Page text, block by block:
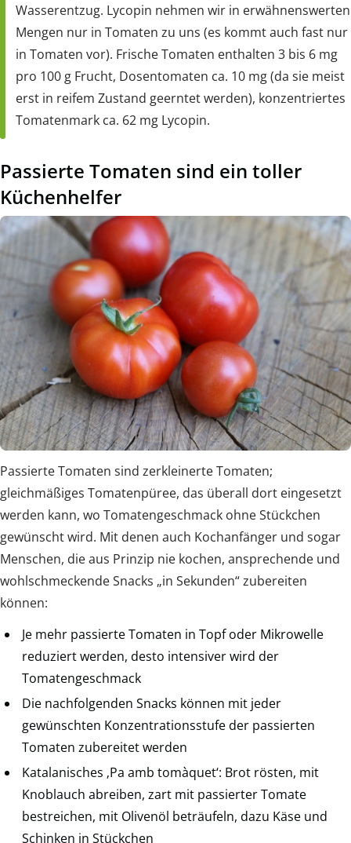
Wasserentzug. Lycopin nehmen wir in erwähnenswerten
Mengen nur in Tomaten zu uns (es kommt auch fast nur
in Tomaten vor). Frische Tomaten enthalten 3 bis 6 mg
pro 100 g Frucht, Dosentomaten ca. 10 mg (da sie meist
erst in reifem Zustand geerntet werden), konzentriertes
Tomatenmark ca. 62 mg Lycopin.
Passierte Tomaten sind ein toller
Küchenhelfer
Passierte Tomaten sind zerkleinerte Tomaten;
gleichmäßiges Tomatenpüree, das überall dort eingesetzt
werden kann, wo Tomatengeschmack ohne Stückchen
gewünscht wird. Mit denen auch Kochanfänger und sogar
Menschen, die aus Prinzip nie kochen, ansprechende und
wohlschmeckende Snacks „in Sekunden“ zubereiten
können:
Je mehr passierte Tomaten in Topf oder Mikrowelle
reduziert werden, desto intensiver wird der
Tomatengeschmack
Die nachfolgenden Snacks können mit jeder
gewünschten Konzentrationsstufe der passierten
Tomaten zubereitet werden
Katalanisches ‚Pa amb tomàquet‘: Brot rösten, mit
Knoblauch abreiben, zart mit passierter Tomate
bestreichen, mit Olivenöl beträufeln, dazu Käse und
Schinken in Stückchen